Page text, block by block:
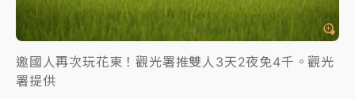
押庭
父親節泡湯了！中颱白海豚雨彈轟3天 「紅到發紫」降
雨熱區曝
邀國人再次玩花東！觀光署推雙人3天2夜免4千。觀光
署提供